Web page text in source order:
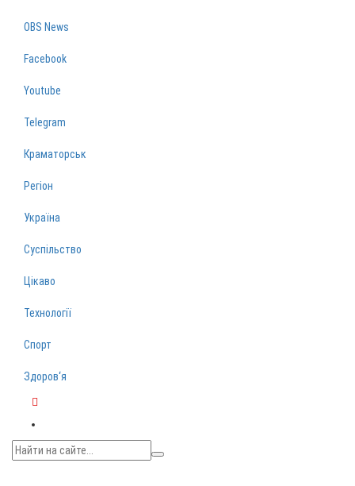
OBS News
Facebook
Youtube
Telegram
Краматорськ
Регіон
Україна
Суспільство
Цікаво
Технології
Спорт
Здоров‘я